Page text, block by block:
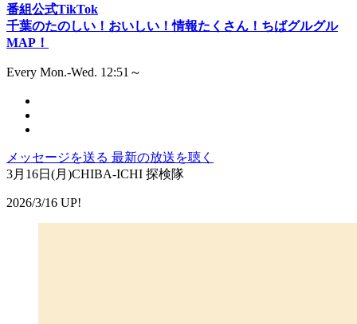
番組公式TikTok
千葉のたのしい！おいしい！情報たくさん！ちばグルグル
MAP！
Every Mon.-Wed. 12:51～
メッセージを送る 最新の放送を聴く
3月16日(月)CHIBA-ICHI 探検隊
2026/3/16 UP!